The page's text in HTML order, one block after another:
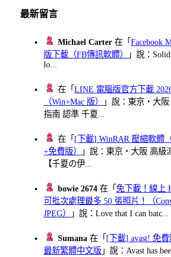
最新留言
Michael Carter 在「Facebook
版下載（FB傳訊軟體）
」說：
lo...
在「LINE 電腦版官方下載
（Win+Mac 版）
」說：東京・大
指南 認準 千夏...
在「 [下載] WinRAR 壓縮軟體
+免費版）
」說：東京・大阪 高級
【千夏の伊...
bowie 2674 在「免下載！線上
可批次處理最多 50 張照片！（
JPEG）
」說：Love that I can batc...
Sumana 在「 [下載] avast! 免
最新繁體中文版 」說：Avast has